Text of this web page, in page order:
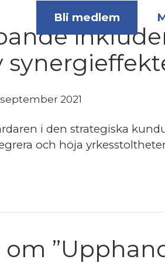
Bli medlem
september 2021
i den strategiska
och höja